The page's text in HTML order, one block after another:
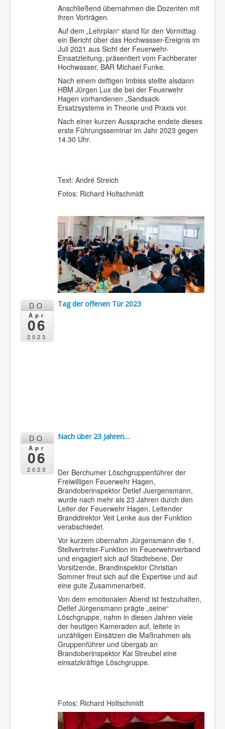
Anschließend übernahmen die Dozenten mit
ihren Vorträgen.
Auf dem „Lehrplan“ stand für den Vormittag
ein Bericht über das Hochwasser-Ereignis im
Juli 2021 aus Sicht der Feuerwehr-
Einsatzleitung, präsentiert vom Fachberater
Hochwasser, BAR Michael Funke.
Nach einem deftigen Imbiss stellte alsdann
HBM Jürgen Lux die bei der Feuerwehr
Hagen vorhandenen „Sandsack-
Ersatzsysteme in Theorie und Praxis vor.
Nach einer kurzen Aussprache endete dieses
erste Führungsseminar im Jahr 2023 gegen
14.30 Uhr.
Text: André Streich
Fotos: Richard Holtschmidt
DO
Apr
06
2023
Tag der offenen Tür 2023
DO
Apr
06
2023
Nach über 23 Jahren…
Der Berchumer Löschgruppenführer der
Freiwilligen Feuerwehr Hagen,
Brandoberinspektor Detlef Juergensmann,
wurde nach mehr als 23 Jahren durch den
Leiter der Feuerwehr Hagen, Leitender
Branddirektor Veit Lenke aus der Funktion
verabschiedet.
Vor kurzem übernahm Jürgensmann die 1.
Stellvertreter-Funktion im Feuerwehrverband
und engagiert sich auf Stadtebene. Der
Vorsitzende, Brandinspektor Christian
Sommer freut sich auf die Expertise und auf
eine gute Zusammenarbeit.
Von dem emotionalen Abend ist festzuhalten,
Detlef Jürgensmann prägte „seine“
Löschgruppe, nahm in diesen Jahren viele
der heutigen Kameraden auf, leitete in
unzähligen Einsätzen die Maßnahmen als
Gruppenführer und übergab an
Brandoberinspektor Kai Streubel eine
einsatzkräftige Löschgruppe.
Fotos: Richard Holtschmidt